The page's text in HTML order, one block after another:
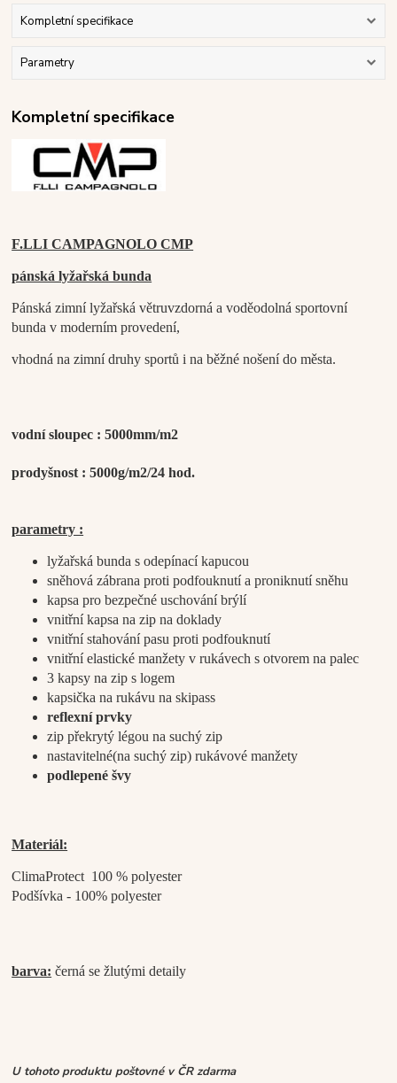
Kompletní specifikace
Parametry
Kompletní specifikace
F.LLI CAMPAGNOLO CMP
pánská lyžařská bunda
Pánská zimní lyžařská větruvzdorná a voděodolná sportovní
bunda v moderním provedení,
vhodná na zimní druhy sportů i na běžné nošení do města.
vodní sloupec : 5000mm/m2
prodyšnost : 5000g/m2/24 hod.
parametry :
lyžařská bunda s odepínací kapucou
sněhová zábrana proti podfouknutí a proniknutí sněhu
kapsa pro bezpečné uschování brýlí
vnitřní kapsa na zip na doklady
vnitřní stahování pasu proti podfouknutí
vnitřní elastické manžety v rukávech s otvorem na palec
3 kapsy na zip s logem
kapsička na rukávu na skipass
reflexní prvky
zip překrytý légou na suchý zip
nastavitelné(na suchý zip) rukávové manžety
podlepené švy
Materiál:
ClimaProtect 100 % polyester
Podšívka - 100% polyester
barva: černá se žlutými detaily
U tohoto produktu poštovné v ČR zdarma